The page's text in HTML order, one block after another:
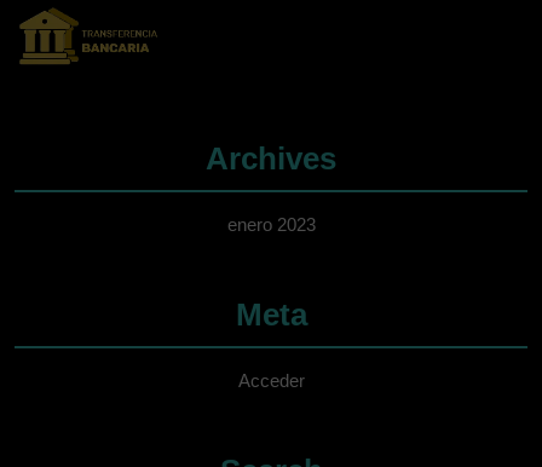
Archives
enero 2023
Meta
Acceder